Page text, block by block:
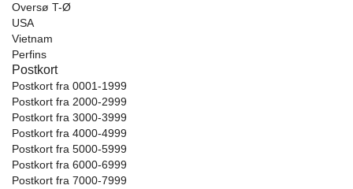
Oversø T-Ø
USA
Vietnam
Perfins
Postkort
Postkort fra 0001-1999
Postkort fra 2000-2999
Postkort fra 3000-3999
Postkort fra 4000-4999
Postkort fra 5000-5999
Postkort fra 6000-6999
Postkort fra 7000-7999